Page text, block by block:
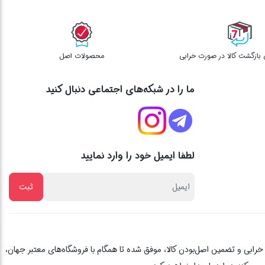
محصولات اصل
ما را در شبکه‌های اجتماعی دنبال کنید
لطفا ایمیل خود را وارد نمایید
یک دهه تجربه، با پایبندی به اصل مشتری مداری ، 3 روز ضمانت بازگشت کالا در صورت خرابی و تضمین اصل‌بودن کالا، موفق شده تا همگام با فروشگاه‌های معتبر جهان،